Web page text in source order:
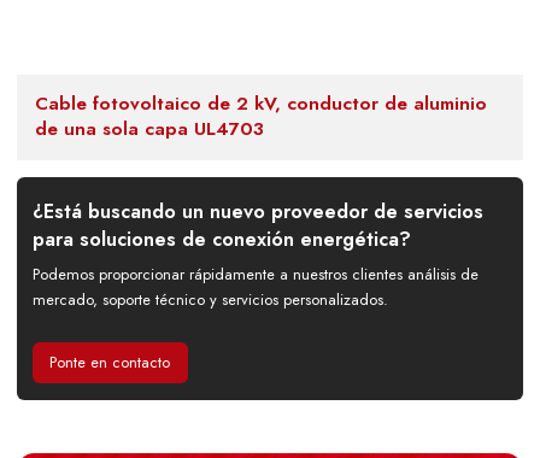
Cable fotovoltaico de 2 kV, conductor de aluminio
de una sola capa UL4703
¿Está buscando un nuevo proveedor de servicios
para soluciones de conexión energética?
Podemos proporcionar rápidamente a nuestros clientes análisis de
mercado, soporte técnico y servicios personalizados.
Ponte en contacto